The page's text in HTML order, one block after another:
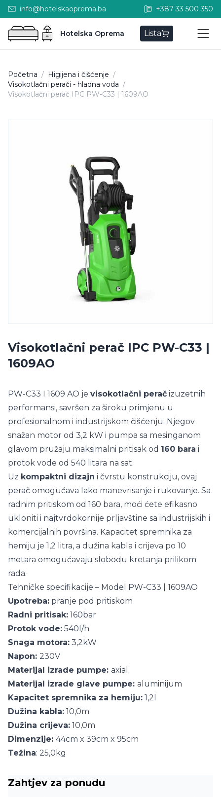
info@hotelskaoprema.ba +387 33 500 350
Hotelska Oprema Lista
Početna / Higijena i čišćenje /
Visokotlačni perači - hladna voda /
Visokotlačni perač IPC PW-C33 | 1609AO
Visokotlačni perač IPC PW-C33 |
1609AO
PW-C33 I 1609 AO je visokotlačni perač izuzetnih
performansi, savršen za široku primjenu u
profesionalnom i industrijskom čišćenju. Njegov
snažan motor od 3,2 kW i pumpa sa mesinganom
glavom pružaju maksimalni pritisak od 160 bara i
protok vode od 540 litara na sat.
Uz kompaktni dizajn i čvrstu konstrukciju, ovaj
perač omogućava lako manevrisanje i rukovanje. Sa
radnim pritiskom od 160 bara, moći ćete efikasno
ukloniti i najtvrdokornije prljavštine sa industrijskih i
komercijalnih površina. Kapacitet spremnika za
hemiju je 1,2 litra, a dužina kabla i crijeva po 10
metara omogućavaju slobodu kretanja prilikom
rada.
Tehničke specifikacije – Model PW-C33 | 1609AO
Upotreba: pranje pod pritiskom
Radni pritisak: 160bar
Protok vode: 540l/h
Snaga motora: 3,2kW
Napon: 230V
Materijal izrade pumpe: axial
Materijal izrade glave pumpe: aluminijum
Kapacitet spremnika za hemiju: 1,2l
Dužina kabla: 10,0m
Dužina crijeva: 10,0m
Dimenzije: 44cm x 39cm x 95cm
Težina: 25,0kg
Zahtjev za ponudu